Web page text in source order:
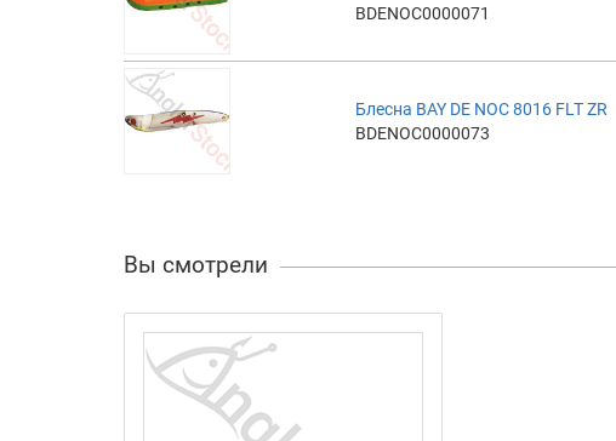
BDENOC0000071
Блесна BAY DE NOC 8016 FLT ZR
BDENOC0000073
Вы смотрели